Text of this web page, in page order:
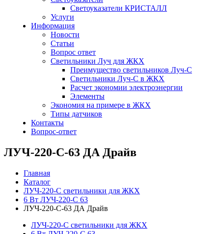
Светоуказатели КРИСТАЛЛ
Услуги
Информация
Новости
Статьи
Вопрос ответ
Светильники Луч для ЖКХ
Преимущество светильников Луч-С
Светильники Луч-С в ЖКХ
Расчет экономии электроэнергии
Элементы
Экономия на примере в ЖКХ
Типы датчиков
Контакты
Вопрос-ответ
ЛУЧ-220-С-63 ДА Драйв
Главная
Каталог
ЛУЧ-220-С светильники для ЖКХ
6 Вт ЛУЧ-220-С 63
ЛУЧ-220-С-63 ДА Драйв
ЛУЧ-220-С светильники для ЖКХ